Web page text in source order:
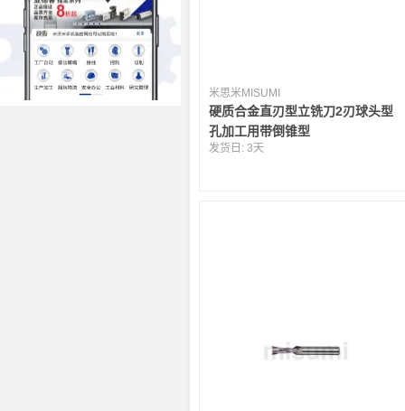
米思米MISUMI
硬质合金直刃型立铣刀2刃球头型
孔加工用带倒锥型
发货日:3天